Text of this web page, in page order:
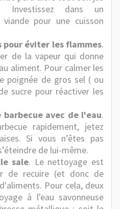
Investissez dans un
pour une cuisson
pour éviter les flammes.
de la vapeur qui donne
aliment. Pour calmer les
poignée de gros sel ( ou
sucre pour réactiver les
avec de l'eau.
rapidement, jetez
Si vous n’êtes pas
de lui-même.
sale. Le nettoyage est
de recuire (et donc de
Pour cela, deux
à l'eau savonneuse